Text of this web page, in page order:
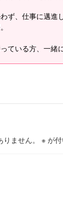
ず、仕事に邁進
ている方、一緒
ません。 ※ が